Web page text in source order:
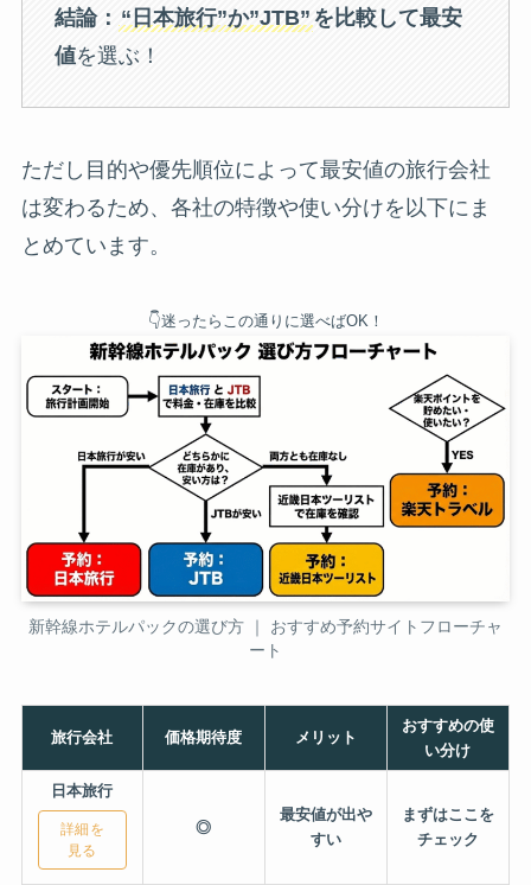
結論： “日本旅行”か”JTB” を比較して最安
値を選ぶ！
ただし目的や優先順位によって最安値の旅行会社
は変わるため、各社の特徴や使い分けを以下にま
とめています。
👇迷ったらこの通りに選べばOK！
新幹線ホテルパックの選び方 ｜ おすすめ予約サイトフローチャ
ート
旅行会社 価格期待度 メリット
おすすめの使
い分け
日本旅行
詳細を
見る
◎
最安値が出や
すい
まずはここを
チェック